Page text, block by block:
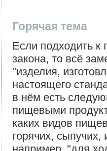
Горячая тема
Если подходить к
закона, то всё
"изделия,
настоящего
в нём есть
пищевыми
каких видов
горячих, сыпучих,